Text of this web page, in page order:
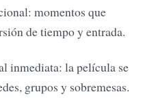
momentos que
de tiempo y entrada.
inmediata: la película se
grupos y sobremesas.